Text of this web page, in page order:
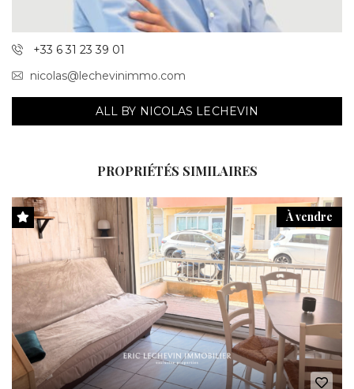
+33 6 31 23 39 01
nicolas@lechevinimmo.com
ALL BY NICOLAS LECHEVIN
PROPRIÉTÉS SIMILAIRES
À vendre